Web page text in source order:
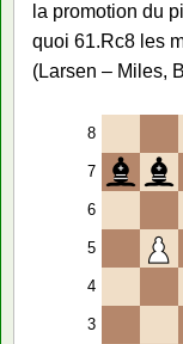
la promotion du
quoi 61.Rc8 les
(Larsen – Miles,
8
7
6
5
4
3